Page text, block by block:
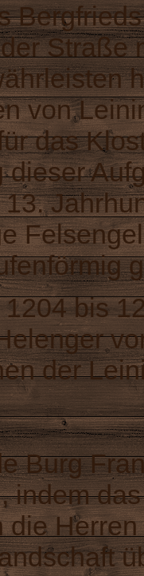
Straße
von
das
dieser
bis
der
Burg
indem
die